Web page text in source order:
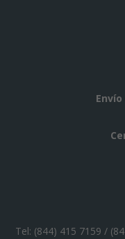
Tel: (844) 415 7159 /